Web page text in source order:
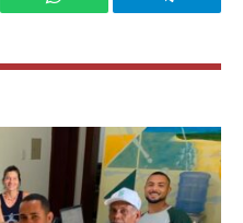
WhatsApp Telegram